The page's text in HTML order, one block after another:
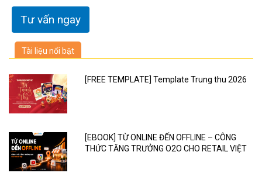
Tài liệu nổi bật
[FREE TEMPLATE] Template Trung thu 2026
[EBOOK] TỪ ONLINE ĐẾN OFFLINE – CÔNG
THỨC TĂNG TRƯỞNG O2O CHO RETAIL VIỆT